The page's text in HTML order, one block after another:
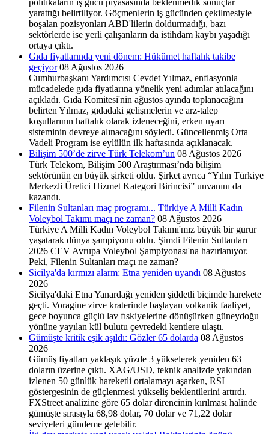
politikaların iş gücü piyasasında beklenmedik sonuçlar
yarattığı belirtiliyor. Göçmenlerin iş gücünden çekilmesiyle
boşalan pozisyonları ABD'lilerin doldurmadığı, bazı
sektörlerde ise yerli çalışanların da istihdam kaybı yaşadığı
ortaya çıktı.
Gıda fiyatlarında yeni dönem: Hükümet haftalık takibe
geçiyor 08 Ağustos 2026
Cumhurbaşkanı Yardımcısı Cevdet Yılmaz, enflasyonla
mücadelede gıda fiyatlarına yönelik yeni adımlar atılacağını
açıkladı. Gıda Komitesi'nin ağustos ayında toplanacağını
belirten Yılmaz, gıdadaki gelişmelerin ve arz-talep
koşullarının haftalık olarak izleneceğini, erken uyarı
sisteminin devreye alınacağını söyledi. Güncellenmiş Orta
Vadeli Program ise eylülün ilk haftasında açıklanacak.
Bilişim 500’de zirve Türk Telekom’un 08 Ağustos 2026
Türk Telekom, Bilişim 500 Araştırması’nda bilişim
sektörünün en büyük şirketi oldu. Şirket ayrıca “Yılın Türkiye
Merkezli Üretici Hizmet Kategori Birincisi” unvanını da
kazandı.
Filenin Sultanları maç programı... Türkiye A Milli Kadın
Voleybol Takımı maçı ne zaman? 08 Ağustos 2026
Türkiye A Milli Kadın Voleybol Takımı'mız büyük bir gurur
yaşatarak dünya şampiyonu oldu. Şimdi Filenin Sultanları
2026 CEV Avrupa Voleybol Şampiyonası'na hazırlanıyor.
Peki, Filenin Sultanları maçı ne zaman?
Sicilya'da kırmızı alarm: Etna yeniden uyandı 08 Ağustos
2026
Sicilya'daki Etna Yanardağı yeniden şiddetli biçimde harekete
geçti. Voragine zirve kraterinde başlayan volkanik faaliyet,
gece boyunca güçlü lav fıskiyelerine dönüşürken güneydoğu
yönüne yayılan kül bulutu çevredeki kentlere ulaştı.
Gümüşte kritik eşik aşıldı: Gözler 65 dolarda 08 Ağustos
2026
Gümüş fiyatları yaklaşık yüzde 3 yükselerek yeniden 63
doların üzerine çıktı. XAG/USD, teknik analizde yakından
izlenen 50 günlük hareketli ortalamayı aşarken, RSI
göstergesinin de güçlenmesi yükseliş beklentilerini artırdı.
FXStreet analizine göre 65 dolar direncinin kırılması halinde
gümüşte sırasıyla 68,98 dolar, 70 dolar ve 71,22 dolar
seviyeleri gündeme gelebilir.